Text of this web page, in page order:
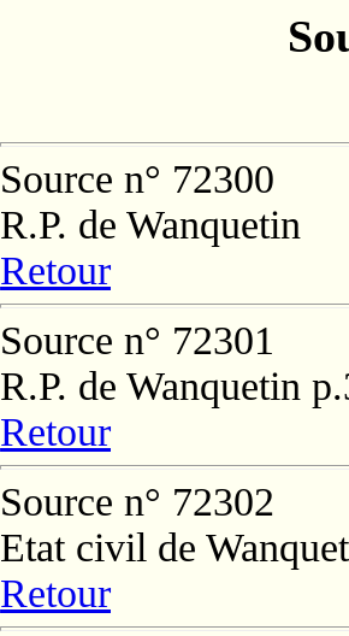
Source n° 72300
R.P. de Wanquetin
Retour
Source n° 72301
R.P. de Wanquetin
Retour
Source n° 72302
Etat civil de
Retour